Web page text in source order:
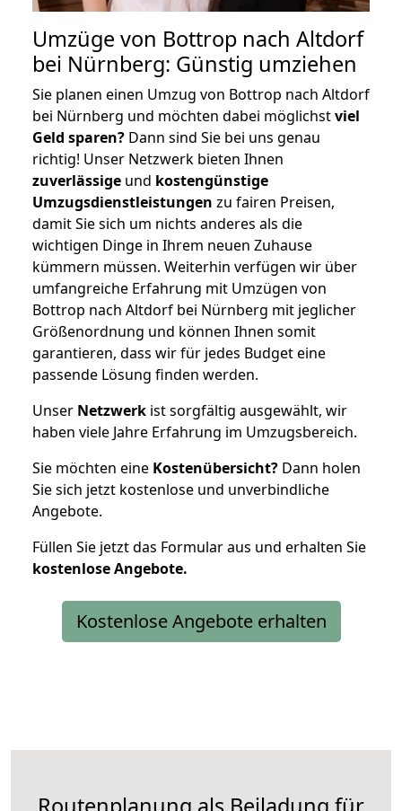
Umzüge von Bottrop nach Altdorf
bei Nürnberg: Günstig umziehen
Sie planen einen Umzug von Bottrop nach Altdorf
bei Nürnberg und möchten dabei möglichstviel
Geld sparen? Dann sind Sie bei uns genau
richtig! Unser Netzwerk bieten Ihnen
zuverlässige und kostengünstige
Umzugsdienstleistungen zu fairen Preisen,
damit Sie sich um nichts anderes als die
wichtigen Dinge in Ihrem neuen Zuhause
kümmern müssen. Weiterhin verfügen wir über
umfangreiche Erfahrung mit Umzügen von
Bottrop nach Altdorf bei Nürnberg mit jeglicher
Größenordnung und können Ihnen somit
garantieren, dass wir für jedes Budget eine
passende Lösung finden werden.
Unser Netzwerk ist sorgfältig ausgewählt, wir
haben viele Jahre Erfahrung im Umzugsbereich.
Sie möchten eine Kostenübersicht? Dann holen
Sie sich jetzt kostenlose und unverbindliche
Angebote.
Füllen Sie jetzt das Formular aus und erhalten Sie
kostenloseAngebote.
Kostenlose Angebote erhalten